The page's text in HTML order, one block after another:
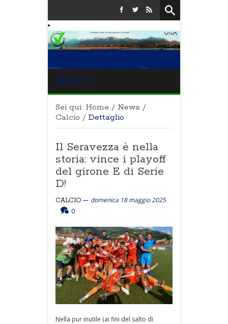
MENU
Sei qui: Home / News /
Calcio / Dettaglio
Il Seravezza è nella
storia: vince i playoff
del girone E di Serie
D!
CALCIO
domenica 18 maggio 2025
0
Nella pur inutile (ai fini del salto di